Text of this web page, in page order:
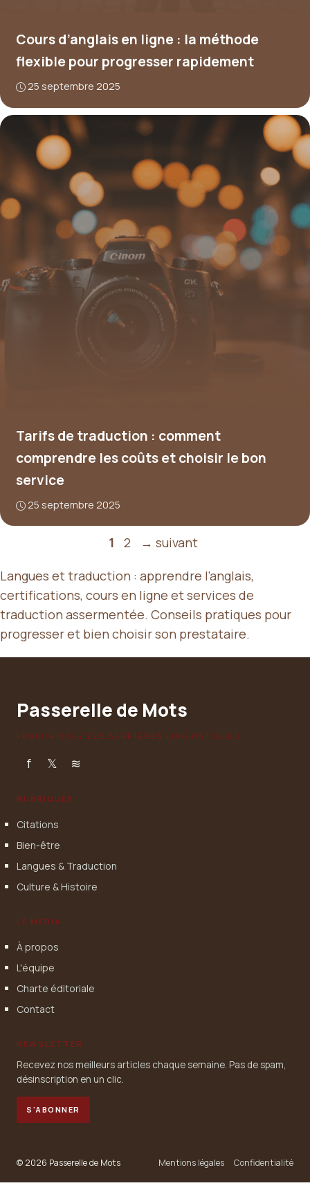
Cours d’anglais en ligne : la méthode
flexible pour progresser rapidement
25 septembre 2025
Tarifs de traduction : comment
comprendre les coûts et choisir le bon
service
25 septembre 2025
Page
1 Page
2 → suivant
Langues et traduction : apprendre l’anglais,
certifications, cours en ligne et services de
traduction assermentée. Conseils pratiques pour
progresser et bien choisir son prestataire.
Passerelle de Mots
FRANCHISSEZ LES BARRIÈRES LINGUISTIQUES
f 𝕏 ≋
RUBRIQUES
Citations
Bien-être
Langues & Traduction
Culture & Histoire
LE MÉDIA
À propos
L'équipe
Charte éditoriale
Contact
NEWSLETTER
Recevez nos meilleurs articles chaque semaine. Pas de spam,
désinscription en un clic.
S'ABONNER
© 2026 Passerelle de Mots Mentions légales Confidentialité